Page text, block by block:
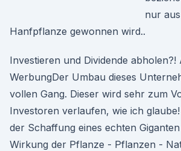
nur
Hanfpflanze gewonnen wird..
Investieren und Dividende abholen?!
WerbungDer Umbau dieses
vollen Gang. Dieser wird sehr zum
Investoren verlaufen, wie ich
der Schaffung eines echten
Wirkung der Pflanze - Pflanzen -